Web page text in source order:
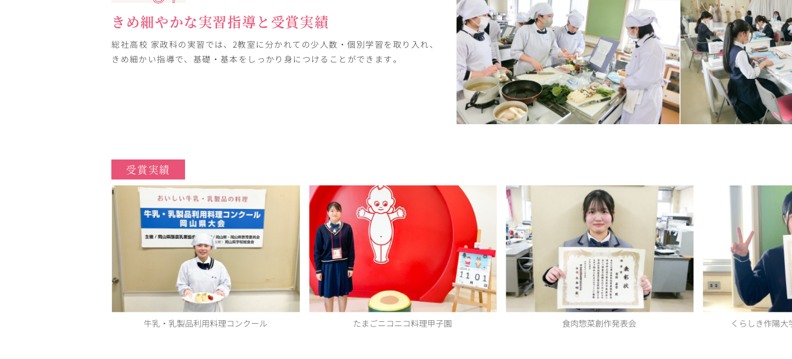
きめ細やかな実習指導と受賞実績
総社高校 家政科の実習では、2教室に分かれての少人数・個別学習を取り入れ、
きめ細かい指導で、基礎・基本をしっかり身につけることができます。
受賞実績
牛乳・乳製品利用料理コンクール たまごニコニコ料理甲子園 食肉惣菜創作発表会 くらしき作陽